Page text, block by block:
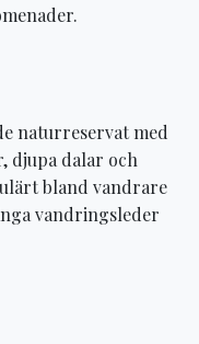
naturreservat med
djupa dalar och
bland vandrare
vandringsleder